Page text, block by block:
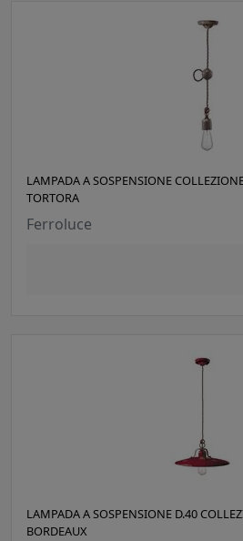
LAMPADA A SOSPENSIONE
TORTORA
Ferroluce
LAMPADA A SOSPENSIONE D.40
BORDEAUX